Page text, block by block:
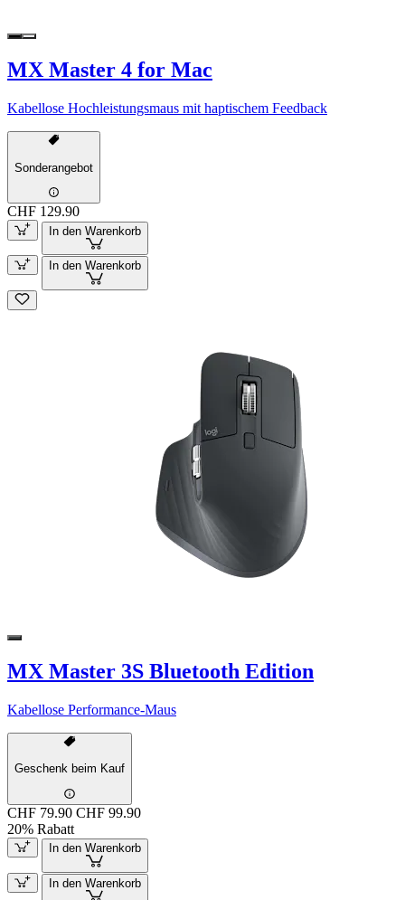
MX Master 4 for Mac
Kabellose Hochleistungsmaus mit haptischem Feedback
Sonderangebot
CHF 129.90
In den Warenkorb
In den Warenkorb
MX Master 3S Bluetooth Edition
Kabellose Performance-Maus
Geschenk beim Kauf
CHF 79.90 CHF 99.90
20% Rabatt
In den Warenkorb
In den Warenkorb